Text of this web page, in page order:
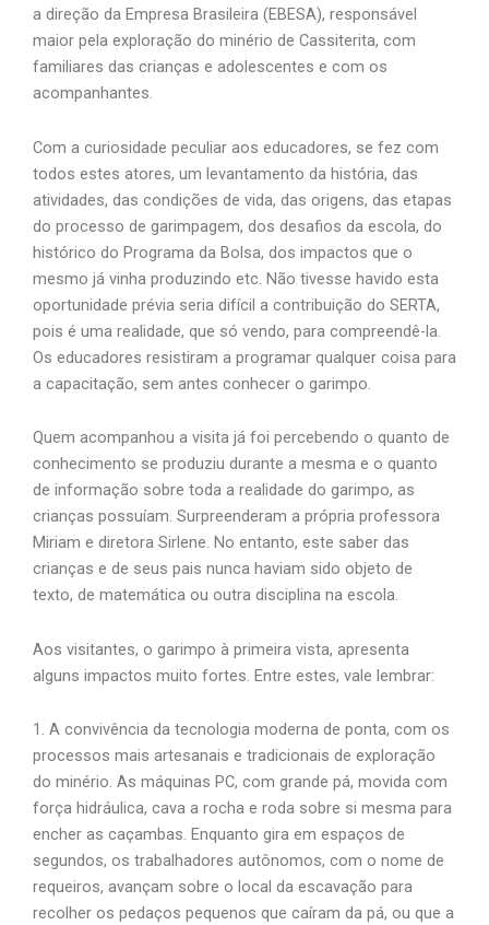
a direção da Empresa Brasileira (EBESA), responsável
maior pela exploração do minério de Cassiterita, com
familiares das crianças e adolescentes e com os
acompanhantes.
Com a curiosidade peculiar aos educadores, se fez com
todos estes atores, um levantamento da história, das
atividades, das condições de vida, das origens, das etapas
do processo de garimpagem, dos desafios da escola, do
histórico do Programa da Bolsa, dos impactos que o
mesmo já vinha produzindo etc. Não tivesse havido esta
oportunidade prévia seria difícil a contribuição do SERTA,
pois é uma realidade, que só vendo, para compreendê-la.
Os educadores resistiram a programar qualquer coisa para
a capacitação, sem antes conhecer o garimpo.
Quem acompanhou a visita já foi percebendo o quanto de
conhecimento se produziu durante a mesma e o quanto
de informação sobre toda a realidade do garimpo, as
crianças possuíam. Surpreenderam a própria professora
Miriam e diretora Sirlene. No entanto, este saber das
crianças e de seus pais nunca haviam sido objeto de
texto, de matemática ou outra disciplina na escola.
Aos visitantes, o garimpo à primeira vista, apresenta
alguns impactos muito fortes. Entre estes, vale lembrar:
1. A convivência da tecnologia moderna de ponta, com os
processos mais artesanais e tradicionais de exploração
do minério. As máquinas PC, com grande pá, movida com
força hidráulica, cava a rocha e roda sobre si mesma para
encher as caçambas. Enquanto gira em espaços de
segundos, os trabalhadores autônomos, com o nome de
requeiros, avançam sobre o local da escavação para
recolher os pedaços pequenos que caíram da pá, ou que a